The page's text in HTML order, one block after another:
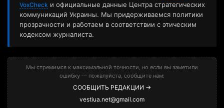
VoxCheck и официальные данные Центра стратегических
коммуникаций Украины. Мы придерживаемся политики
прозрачности и работаем в соответствии с этическим
кодексом журналиста.
Мы стремимся к максимальной точности, но если вы заметили
ошибку — пожалуйста, сообщите нам:
СООБЩИТЬ РЕДАКЦИИ →
vestiua.net@gmail.com